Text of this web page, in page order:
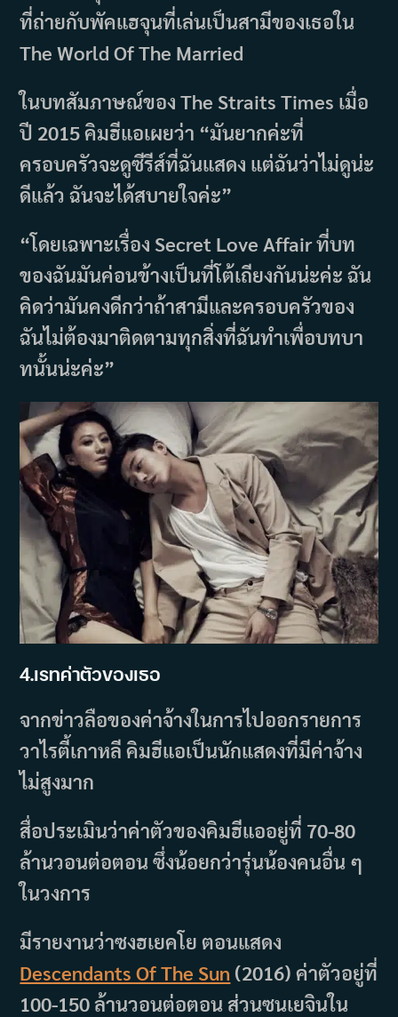
ที่ถ่ายกับพัคแฮจุนที่เล่นเป็นสามีของเธอใน
The World Of The Married
ในบทสัมภาษณ์ของ The Straits Times เมื่อ
ปี 2015 คิมฮีแอเผยว่า “มันยากค่ะที่
ครอบครัวจะดูซีรีส์ที่ฉันแสดง แต่ฉันว่าไม่ดูน่ะ
ดีแล้ว ฉันจะได้สบายใจค่ะ”
“โดยเฉพาะเรื่อง Secret Love Affair ที่บท
ของฉันมันค่อนข้างเป็นที่โต้เถียงกันน่ะค่ะ ฉัน
คิดว่ามันคงดีกว่าถ้าสามีและครอบครัวของ
ฉันไม่ต้องมาติดตามทุกสิ่งที่ฉันทำเพื่อบทบา
ทนั้นน่ะค่ะ”
4.เรทค่าตัวของเธอ
จากข่าวลือของค่าจ้างในการไปออกรายการ
วาไรตี้เกาหลี คิมฮีแอเป็นนักแสดงที่มีค่าจ้าง
ไม่สูงมาก
สื่อประเมินว่าค่าตัวของคิมฮีแออยู่ที่ 70-80
ล้านวอนต่อตอน ซึ่งน้อยกว่ารุ่นน้องคนอื่น ๆ
ในวงการ
มีรายงานว่าซงฮเยคโย ตอนแสดง
Descendants Of The Sun (2016) ค่าตัวอยู่ที่
100-150 ล้านวอนต่อตอน ส่วนซนเยจินใน